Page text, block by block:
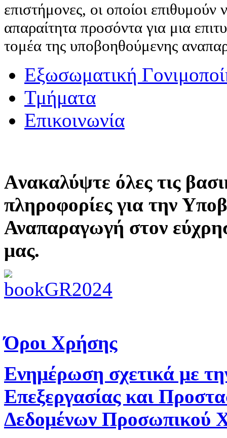
επιστήμονες, οι οποίοι
απαραίτητα προσόντα για μια
τομέα της υποβοηθούμενης
Εξωσωματική
Τμήματα
Επικοινωνία
Aνακαλύψτε όλες τις
πληροφορίες για την
Αναπαραγωγή στον
μας.
Όροι Χρήσης
Ενημέρωση σχετικά με
Επεξεργασίας και
Δεδομένων Προσωπικού